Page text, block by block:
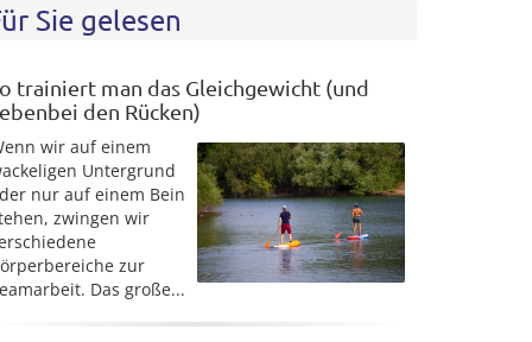
Sie gelesen
trainiert man das Gleichgewicht (und
den Rücken)
wir auf einem
Untergrund
nur auf einem Bein
zwingen wir
zur
Das große...